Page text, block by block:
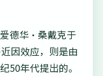
德华·桑戴克于
因效应，则是由
50年代提出的。